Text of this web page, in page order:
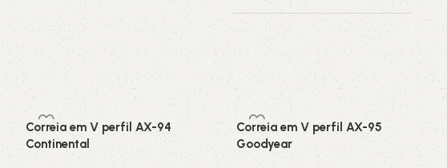
Correia em V perfil AX-94
Continental
Correia em V perfil AX-95
Goodyear